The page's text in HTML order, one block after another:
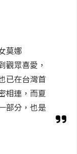
莫娜
觀眾喜愛，
已在台灣首
相連，而夏
部分，也是